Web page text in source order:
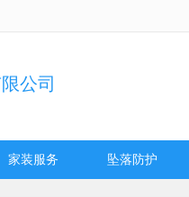
公司
家装服务 坠落防护